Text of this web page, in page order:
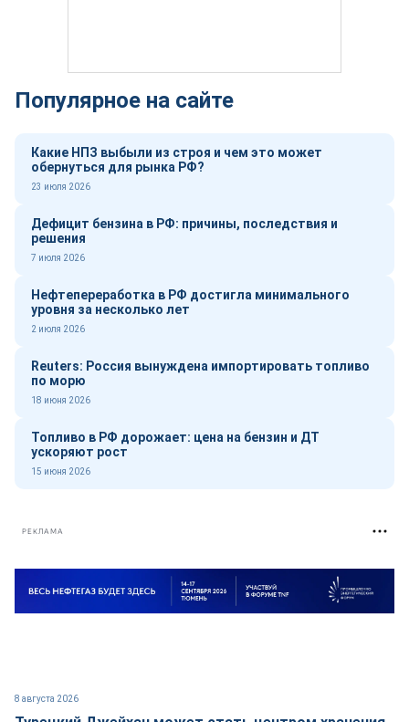
Популярное на сайте
Какие НПЗ выбыли из строя и чем это может
обернуться для рынка РФ?
23 июля 2026
Дефицит бензина в РФ: причины, последствия и
решения
7 июля 2026
Нефтепереработка в РФ достигла минимального
уровня за несколько лет
2 июля 2026
Reuters: Россия вынуждена импортировать топливо
по морю
18 июня 2026
Топливо в РФ дорожает: цена на бензин и ДТ
ускоряют рост
15 июня 2026
РЕКЛАМА
8 августа 2026